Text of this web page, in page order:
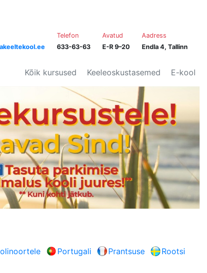
Telefon
633-63-63
Avatud
E-R 9–20
Aadress
Endla 4, Tallinn
Kõik kursused Keeleoskustasemed E-kool
Portugali Prantsuse Rootsi